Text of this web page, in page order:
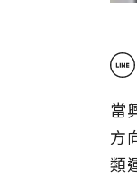
當
方
類